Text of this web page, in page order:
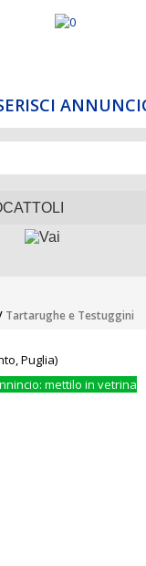
Tartarughe e Testuggini
Puglia)
mettilo in vetrina